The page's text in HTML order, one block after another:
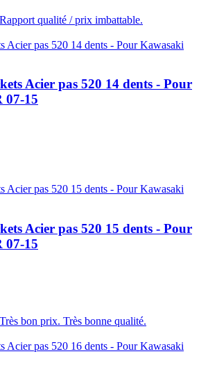
qualité / prix imbattable.
Acier pas 520 14 dents - Pour
07-15
Acier pas 520 15 dents - Pour
07-15
bon prix. Très bonne qualité.